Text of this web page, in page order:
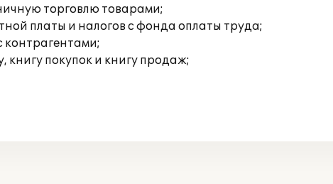
торговлю товарами;
платы и налогов с фонда оплаты труда;
контрагентами;
книгу покупок и книгу продаж;